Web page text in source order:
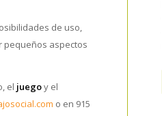
de uso,
pequeños aspectos
el juegoy el
o en 915